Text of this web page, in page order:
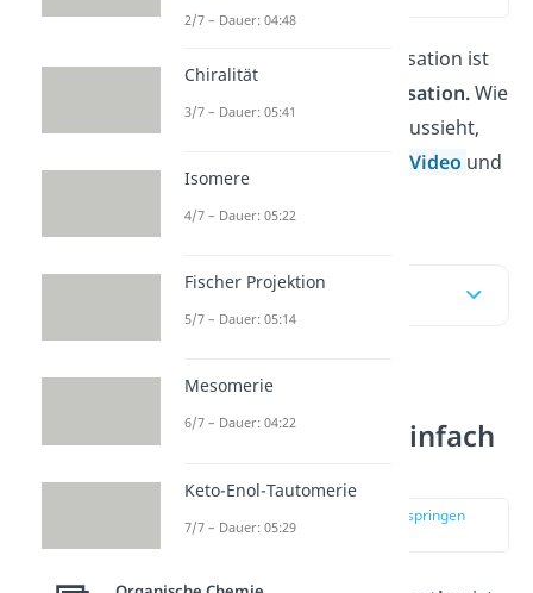
Die bekannteste Polymerisation ist
Polymerisation.Wie
genau ihr
aussieht,
zeigen wir dir in unseremVideo und
Inhaltsübersicht
Radikalische
Polymerisation einfach
zur Stelle im Video springen
(00:13)
2/7 – Dauer: 04:48
Chiralität
3/7 – Dauer: 05:41
Isomere
4/7 – Dauer: 05:22
Fischer Projektion
5/7 – Dauer: 05:14
Mesomerie
6/7 – Dauer: 04:22
Keto-Enol-Tautomerie
7/7 – Dauer: 05:29